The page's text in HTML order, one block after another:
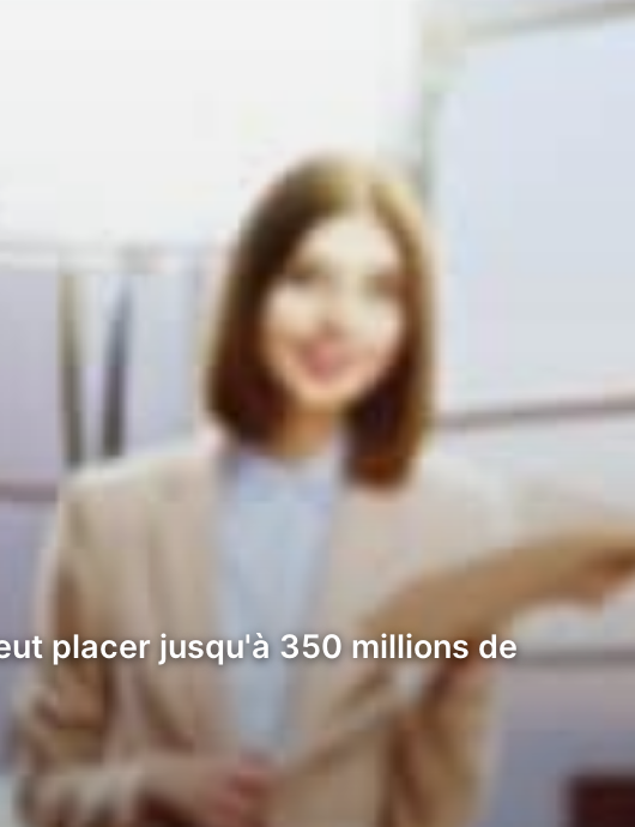
placer jusqu'à 350 millions de